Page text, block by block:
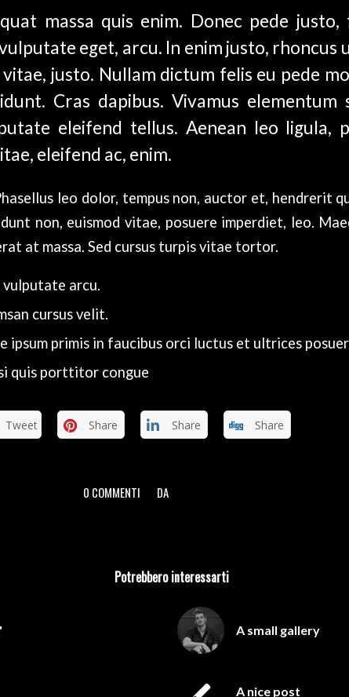
massa quis enim. Donec pede
eget, arcu. In enim justo, rhoncus
vitae, justo. Nullam dictum felis eu pede
Cras dapibus. Vivamus elementum
eleifend tellus. Aenean leo ligula,
eleifend ac, enim.
leo dolor, tempus non, auctor et, hendrerit
non, euismod vitae, posuere imperdiet, leo.
at massa. Sed cursus turpis vitae tortor.
vulputate arcu.
cursus velit.
ipsum primis in faucibus orci luctus et ultrices
quis porttitor congue
Tweet Share Share Share
0 COMMENTI
/ DA
Potrebbero interessarti
A small gallery
A nice post